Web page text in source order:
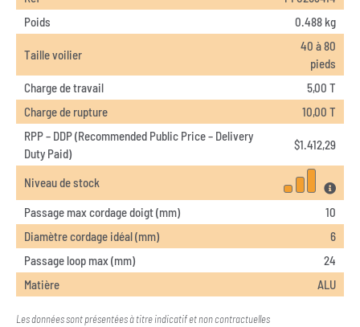
Poids
0.488 kg
Taille voilier
40 à 80
pieds
Charge de travail
5,00 T
Charge de rupture
10,00 T
RPP – DDP (Recommended Public Price – Delivery
Duty Paid)
$1.412,29
Niveau de stock
Passage max cordage doigt (mm)
10
Diamètre cordage idéal (mm)
6
Passage loop max (mm)
24
Matière
ALU
Les données sont présentées à titre indicatif et non contractuelles